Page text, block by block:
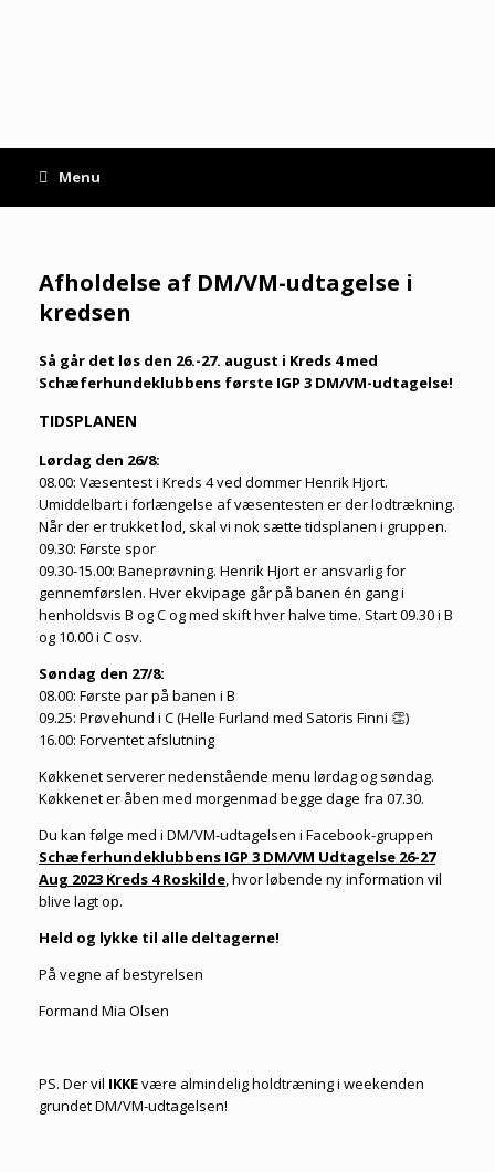
Menu
Afholdelse af DM/VM-udtagelse i
kredsen
Så går det løs den 26.-27. august i Kreds 4 med
Schæferhundeklubbens første IGP 3 DM/VM-udtagelse!
TIDSPLANEN
Lørdag den 26/8:
08.00: Væsentest i Kreds 4 ved dommer Henrik Hjort.
Umiddelbart i forlængelse af væsentesten er der lodtrækning.
Når der er trukket lod, skal vi nok sætte tidsplanen i gruppen.
09.30: Første spor
09.30-15.00: Baneprøvning. Henrik Hjort er ansvarlig for
gennemførslen. Hver ekvipage går på banen én gang i
henholdsvis B og C og med skift hver halve time. Start 09.30 i B
og 10.00 i C osv.
Søndag den 27/8:
08.00: Første par på banen i B
09.25: Prøvehund i C (Helle Furland med Satoris Finni 👏)
16.00: Forventet afslutning
Køkkenet serverer nedenstående menu lørdag og søndag.
Køkkenet er åben med morgenmad begge dage fra 07.30.
Du kan følge med i DM/VM-udtagelsen i Facebook-gruppen
Schæferhundeklubbens IGP 3 DM/VM Udtagelse 26-27
Aug 2023 Kreds 4 Roskilde, hvor løbende ny information vil
blive lagt op.
Held og lykke til alle deltagerne!
På vegne af bestyrelsen
Formand Mia Olsen
PS. Der vil IKKEvære almindelig holdtræning i weekenden
grundet DM/VM-udtagelsen!